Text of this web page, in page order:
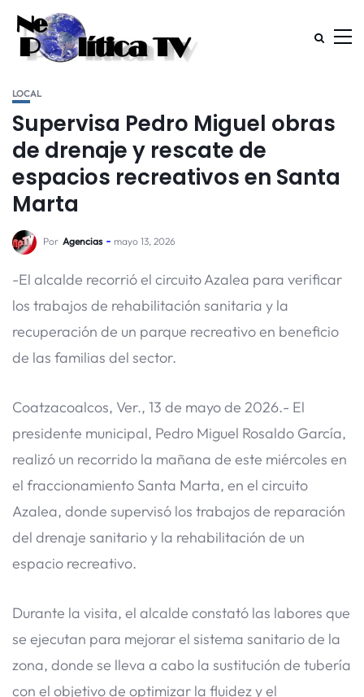
LOCAL
Supervisa Pedro Miguel obras
de drenaje y rescate de
espacios recreativos en Santa
Marta
Por Agencias mayo 13, 2026
-El alcalde recorrió el circuito Azalea para verificar
los trabajos de rehabilitación sanitaria y la
recuperación de un parque recreativo en beneficio
de las familias del sector.
Coatzacoalcos, Ver., 13 de mayo de 2026.- El
presidente municipal, Pedro Miguel Rosaldo García,
realizó un recorrido la mañana de este miércoles en
el fraccionamiento Santa Marta, en el circuito
Azalea, donde supervisó los trabajos de reparación
del drenaje sanitario y la rehabilitación de un
espacio recreativo.
Durante la visita, el alcalde constató las labores que
se ejecutan para mejorar el sistema sanitario de la
zona, donde se lleva a cabo la sustitución de tubería
con el objetivo de optimizar la fluidez y el